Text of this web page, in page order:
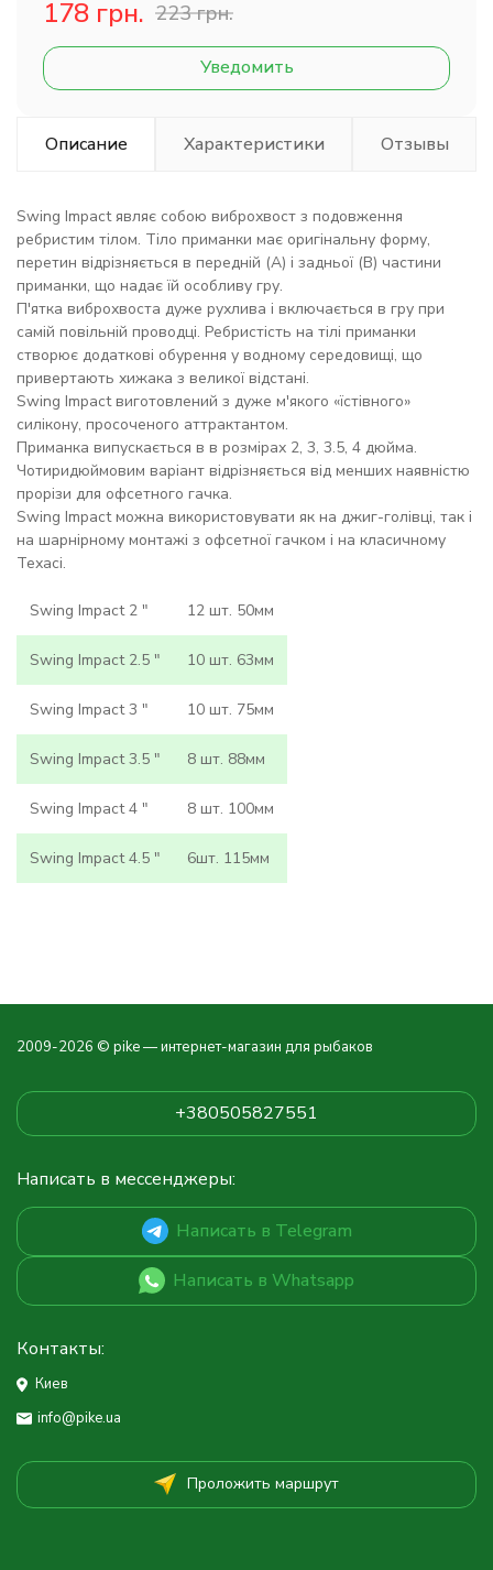
178 грн. 223 грн.
Уведомить
Описание Характеристики Отзывы
Swing Impact являє собою виброхвост з подовження
ребристим тілом. Тіло приманки має оригінальну форму,
перетин відрізняється в передній (А) і задньої (В) частини
приманки, що надає їй особливу гру.
П'ятка виброхвоста дуже рухлива і включається в гру при
самій повільній проводці. Ребристість на тілі приманки
створює додаткові обурення у водному середовищі, що
привертають хижака з великої відстані.
Swing Impact виготовлений з дуже м'якого «їстівного»
силікону, просоченого аттрактантом.
Приманка випускається в в розмірах 2, 3, 3.5, 4 дюйма.
Чотиридюймовим варіант відрізняється від менших наявністю
прорізи для офсетного гачка.
Swing Impact можна використовувати як на джиг-голівці, так і
на шарнірному монтажі з офсетної гачком і на класичному
Техасі.
Swing Impact 2 " 12 шт. 50мм
Swing Impact 2.5 " 10 шт. 63мм
Swing Impact 3 " 10 шт. 75мм
Swing Impact 3.5 " 8 шт. 88мм
Swing Impact 4 " 8 шт. 100мм
Swing Impact 4.5 " 6шт. 115мм
2009-2026 © pike — интернет-магазин для рыбаков
+380505827551
Написать в мессенджеры:
Написать в Telegram
Написать в Whatsapp
Контакты:
Киев
info@pike.ua
Проложить маршрут